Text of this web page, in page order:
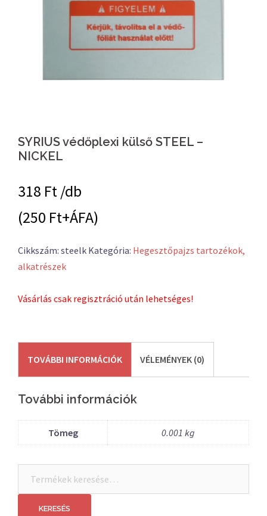
SYRIUS védőplexi külső STEEL –
NICKEL
318 Ft /db
(250 Ft+ÁFA)
Cikkszám: steelk Kategória: Hegesztőpajzs tartozékok,
alkatrészek
Vásárlás csak regisztráció után lehetséges!
TOVÁBBI INFORMÁCIÓK VÉLEMÉNYEK (0)
További információk
Tömeg 0.001 kg
következőre:
KERESÉS